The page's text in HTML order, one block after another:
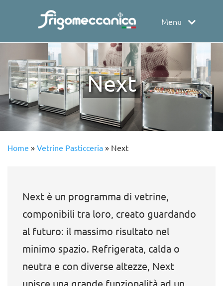
Menu
Next
Home » Vetrine Pasticceria » Next
Next è un programma di vetrine,
componibili tra loro, creato guardando
al futuro: il massimo risultato nel
minimo spazio. Refrigerata, calda o
neutra e con diverse altezze, Next
unisce una grande funzionalità ad un